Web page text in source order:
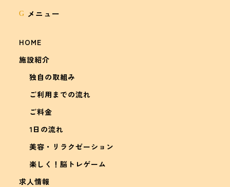
G メニュー
HOME
施設紹介
独自の取組み
ご利用までの流れ
ご料金
1日の流れ
美容・リラクゼーション
楽しく！脳トレゲーム
求人情報